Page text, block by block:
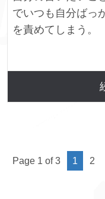
でいつも自分ばっ
を責めてしまう。
Page 1 of 3 1 2